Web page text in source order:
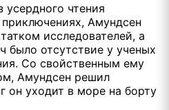
чтения
Амундсен
исследователей, а
было отсутствие у ученых
Со свойственным ему
Амундсен решил
он уходит в море на борту